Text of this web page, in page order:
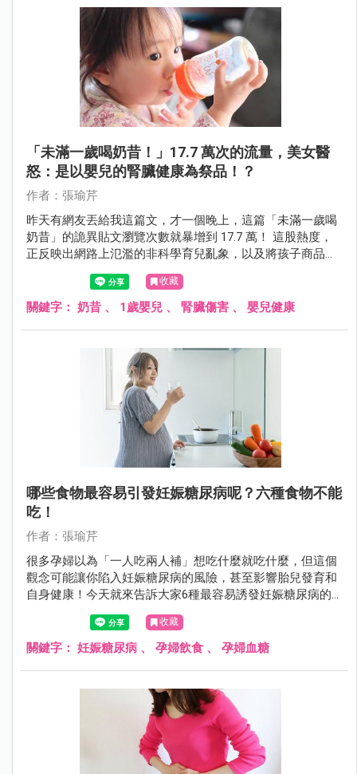
「未滿一歲喝奶昔！」17.7 萬次的流量，美女醫
怒：是以嬰兒的腎臟健康為祭品！？
作者：張瑜芹
昨天有網友丟給我這篇文，才一個晚上，這篇「未滿一歲喝
奶昔」的詭異貼文瀏覽次數就暴增到 17.7 萬！ 這股熱度，
正反映出網路上氾濫的非科學育兒亂象，以及將孩子商品化
的可悲趨勢。
收藏
關鍵字： 奶昔 、 1歲嬰兒 、 腎臟傷害 、 嬰兒健康
哪些食物最容易引發妊娠糖尿病呢？六種食物不能
吃！
作者：張瑜芹
很多孕婦以為「一人吃兩人補」想吃什麼就吃什麼，但這個
觀念可能讓你陷入妊娠糖尿病的風險，甚至影響胎兒發育和
自身健康！今天就來告訴大家6種最容易誘發妊娠糖尿病的
食物，幫助準媽媽們建立完整的孕期飲食安全意識！
收藏
關鍵字： 妊娠糖尿病 、 孕婦飲食 、 孕婦血糖